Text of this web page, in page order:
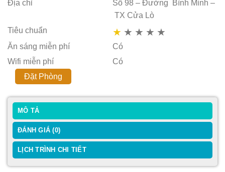
Địa chỉ
Số 98 – Đường Bình Minh –
TX Cửa Lò
Tiêu chuẩn
★ ★ ★ ★ ★
Ăn sáng miễn phí
Có
Wifi miễn phí
Có
Đặt Phòng
MÔ TẢ
ĐÁNH GIÁ (0)
LỊCH TRÌNH CHI TIẾT